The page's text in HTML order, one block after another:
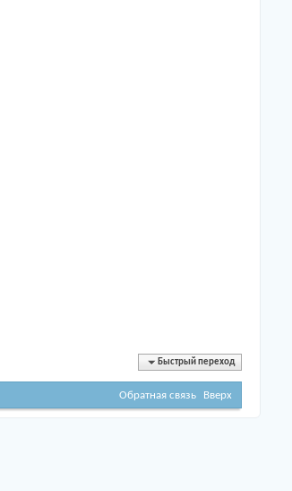
Быстрый переход
Обратная связь Вверх